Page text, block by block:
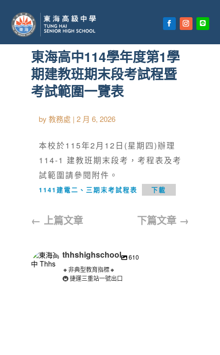
首頁»【首頁公告欄】
東海高中114學年度第1學
期建教班期末段考試程暨
考試範圍一覽表
by 教務處 | 2 月 6, 2026
本校於115年2月12日(星期四)辦理
114-1 建教班期末段考，考程表及考
試範圍請參閱附件。
1141建電二、三期末考試程表 下載
← 上篇文章 下篇文章 →
thhshighschool
610
🔸非典型教育指標🔸
🚇 捷運三重站一號出口